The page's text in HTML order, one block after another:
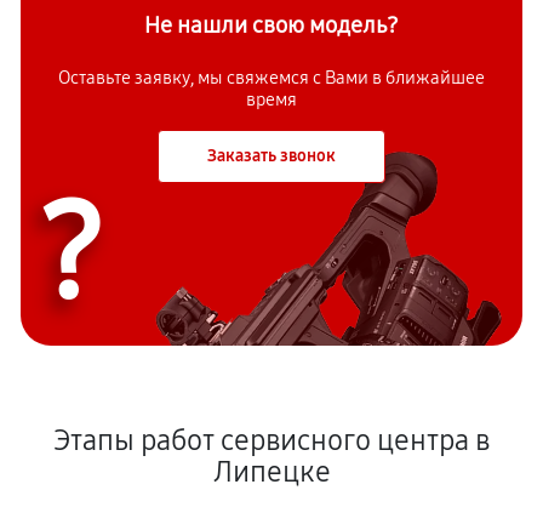
Не нашли свою модель?
Оставьте заявку, мы свяжемся с Вами в ближайшее
время
Заказать звонок
?
Этапы работ сервисного центра в
Липецке